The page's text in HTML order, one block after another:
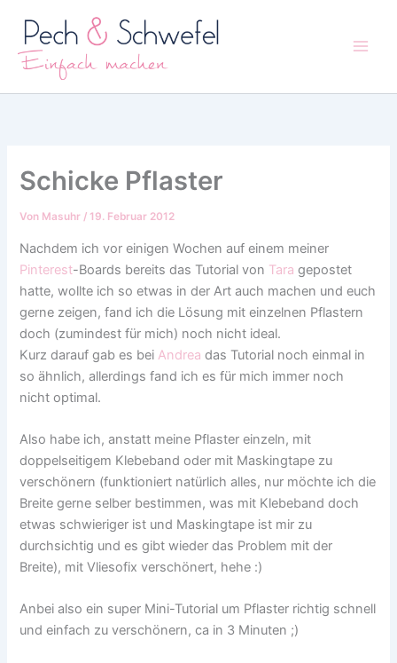
Inhalt
springen
Schicke Pflaster
Von Masuhr /19. Februar 2012
Nachdem ich vor einigen Wochen auf einem meiner
Pinterest-Boards bereits das Tutorial von Tara gepostet
hatte, wollte ich so etwas in der Art auch machen und euch
gerne zeigen, fand ich die Lösung mit einzelnen Pflastern
doch (zumindest für mich) noch nicht ideal.
Kurz darauf gab es beiAndrea das Tutorial noch einmal in
so ähnlich, allerdings fand ich es für mich immer noch
nicht optimal.
Also habe ich, anstatt meine Pflaster einzeln, mit
doppelseitigem Klebeband oder mit Maskingtape zu
verschönern (funktioniert natürlich alles, nur möchte ich die
Breite gerne selber bestimmen, was mit Klebeband doch
etwas schwieriger ist und Maskingtape ist mir zu
durchsichtig und es gibt wieder das Problem mit der
Breite), mit Vliesofix verschönert, hehe :)
Anbei also ein super Mini-Tutorial um Pflaster richtig schnell
und einfach zu verschönern, ca in 3 Minuten ;)